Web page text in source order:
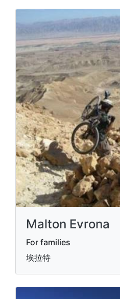
Malton Evrona
For families
埃拉特